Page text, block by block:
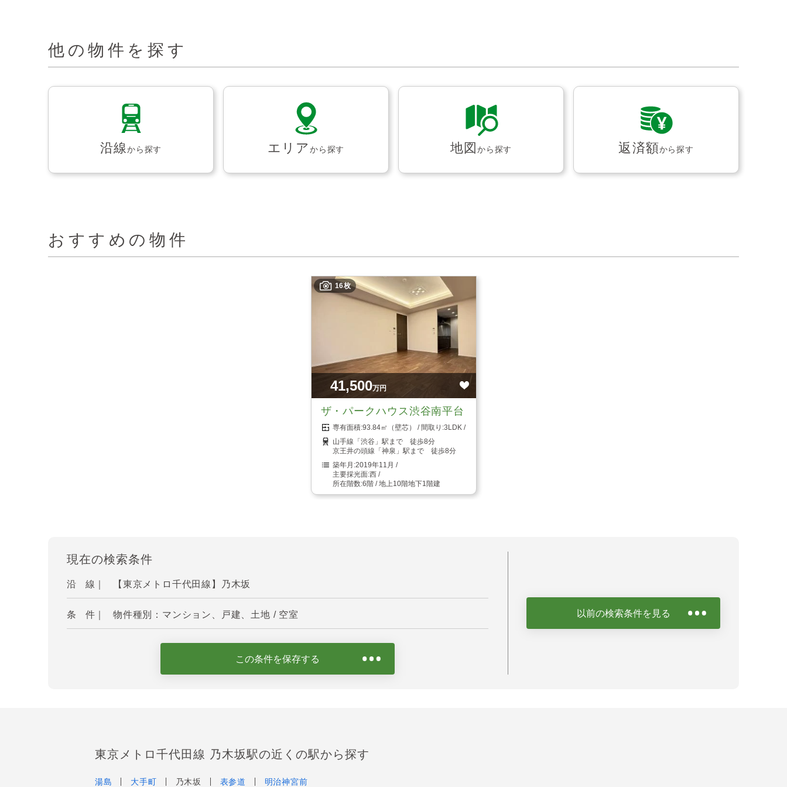
他の物件を探す
沿線から探す エリアから探す 地図から探す 返済額から探す
おすすめの物件
16枚
41,500万円
ザ・パークハウス渋谷南平台
93.84㎡（壁芯）
3LDK
山手線「渋谷」駅まで 徒歩8分
京王井の頭線「神泉」駅まで 徒歩8分
2019年11月
西
6階 / 地上10階地下1階建
現在の検索条件
沿 線｜ 【東京メトロ千代田線】乃木坂
条 件｜ 物件種別：マンション、戸建、土地 / 空室
この条件を保存する
以前の検索条件を見る
東京メトロ千代田線 乃木坂駅の近くの駅から探す
湯島 大手町 乃木坂 表参道 明治神宮前